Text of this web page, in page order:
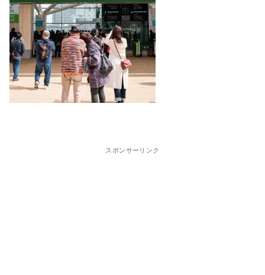
スポンサーリンク